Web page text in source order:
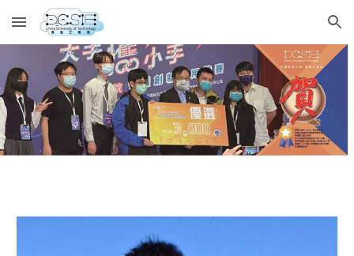
Skip to main content Skip to navigation